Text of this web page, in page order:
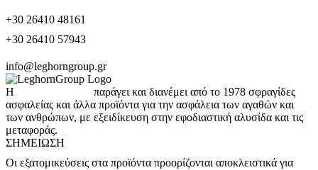
+30 26410 48161
+30 26410 57943
info@leghorngroup.gr
Η
παράγει και διανέμει από το 1978 σφραγίδες
ασφαλείας και άλλα προϊόντα για την ασφάλεια των αγαθών και
των ανθρώπων, με εξειδίκευση στην εφοδιαστική αλυσίδα και τις
μεταφοράς.
ΣΗΜΕΊΩΣΗ
Οι εξατομικεύσεις στα προϊόντα προορίζονται αποκλειστικά για